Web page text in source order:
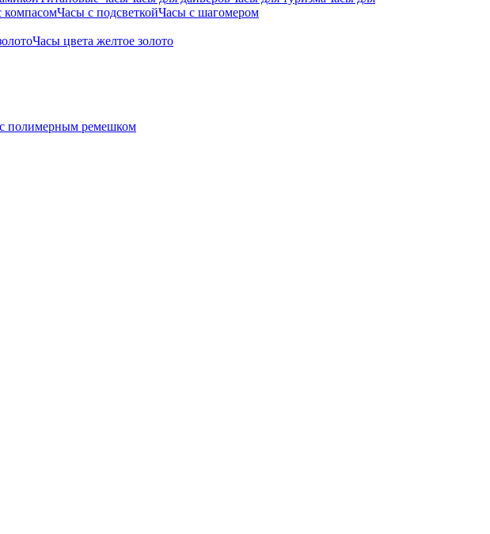
компасомЧасы с подсветкойЧасы с шагомером
Часы цвета желтое золото
полимерным ремешком